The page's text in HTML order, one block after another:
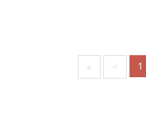
« < 1